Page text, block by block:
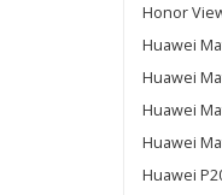
Honor
Huawei
Huawei
Huawei
Huawei
Huawei